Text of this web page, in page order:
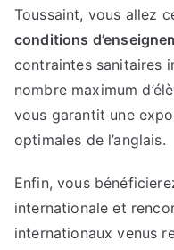
Toussaint, vous allez
conditions
contraintes sanitaires
nombre maximum
vous garantit une
optimales de l’anglais.
Enfin, vous
internationale et
internationaux venus